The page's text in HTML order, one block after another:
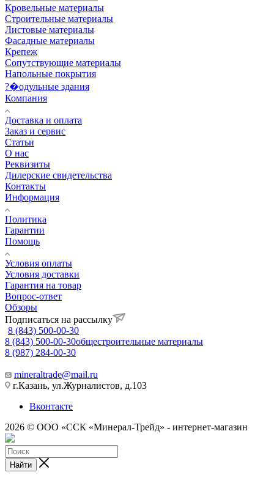
Кровельные материалы
Строительные материалы
Листовые материалы
Фасадные материалы
Крепеж
Сопутствующие материалы
Напольные покрытия
?�одульные здания
Компания
Доставка и оплата
Заказ и сервис
Статьи
О нас
Реквизиты
Дилерские свидетельства
Контакты
Информация
Политика
Гарантии
Помощь
Условия оплаты
Условия доставки
Гарантия на товар
Вопрос-ответ
Обзоры
Подписаться на рассылку
8 (843) 500-00-30
8 (843) 500-00-30общестроительные материалы
8 (987) 284-00-30
mineraltrade@mail.ru
г.Казань, ул.Журналистов, д.103
Вконтакте
2026 © ООО «ССК «Минерал-Трейд» - интернет-магазин
Найти